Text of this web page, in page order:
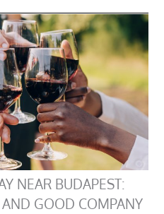
NEAR BUDAPEST:
GOOD COMPANY